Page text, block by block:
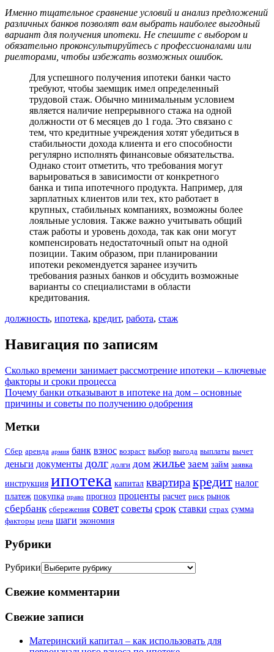
Именно тщательное сравнение условий и анализ предложений
различных банков позволят вам выбрать наиболее выгодный
вариант для получения ипотеки. Не спешите с выбором и
обязательно проконсультируйтесь с профессионалами или
риелторами, чтобы избежать возможных ошибок.
Для успешного получения ипотеки банки часто
требуют, чтобы заемщик имел определенный
трудовой стаж. Обычно минимальным условием
является наличие непрерывного стажа на одной
должности от 6 месяцев до 1 года. Это связано с
тем, что кредитные учреждения хотят убедиться в
стабильности дохода клиента и его способности
регулярно исполнять финансовые обязательства.
Однако стоит отметить, что требования могут
варьироваться в зависимости от конкретного
банка и типа ипотечного продукта. Например, для
зарплатных клиентов или тех, кто работает в
крупных, стабильных компаниях, возможны более
лояльные условия. Также важно учитывать общий
стаж работы и уровень дохода, так как они могут
компенсировать недостаточный опыт на одной
позиции. Таким образом, при планировании
ипотеки рекомендуется заранее изучить
требования разных банков и обсудить возможные
варианты со специалистами в области
кредитования.
должность, ипотека, кредит, работа, стаж
Навигация по записям
Сколько времени занимает рассмотрение ипотеки – ключевые
факторы и сроки процесса
Почему банки отказывают в ипотеке на дом – основные
причины и советы по получению одобрения
Метки
Сбер аренда армия банк взнос возраст выбор выгода выплаты вычет
деньги документы долг долги дом жилье заем займ заявка
инструкция ипотека капитал квартиракредит налог
платеж покупка право прогноз проценты расчет риск рынок
сбербанк сбережения совет советы срок ставки страх сумма
факторы цена шаги экономия
Рубрики
Рубрики
Свежие комментарии
Свежие записи
Материнский капитал – как использовать для